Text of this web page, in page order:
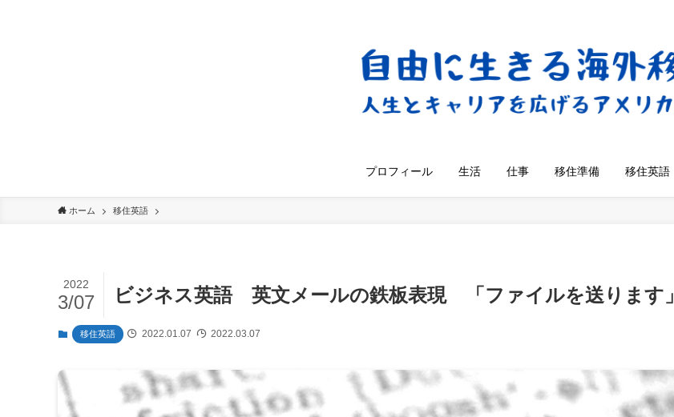
プロフィール 生活 仕事 移住準備 移住英語
ホーム 移住英語
ビジネス英語 英文メールの鉄板表現 「ファイルを送ります」
2022
3/07
移住英語 2022.01.07 2022.03.07